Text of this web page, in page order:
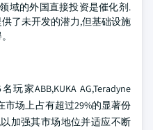
域的外国直接投资是催化剂.
了未开发的潜力,但基础设施
家ABB,KUKA AG,Teradyne
市场上占有超过29%的显著份
加强其市场地位并适应不断